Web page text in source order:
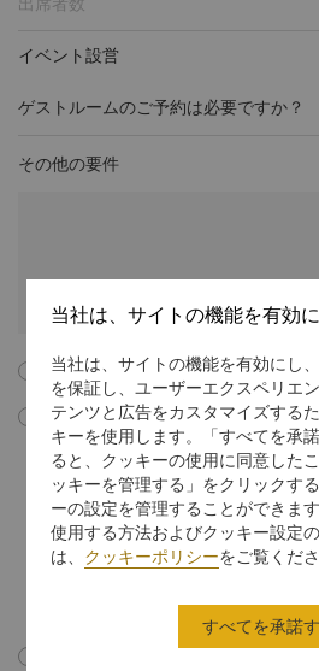
イベント設営
ゲストルームのご予約は必要ですか？
その他の要件
以下のすべての利用規約に同意し
このボックスにチェックマークを入れる
ンターナショナル ホテル マネジメント
会議・イベントのマーケティング資料や
などを受信することに同意します。マー
関する指示に従うか、
送信することで、いつでも無料で私の同
を理解しています。
当社は、サイトの機能を有効
当社は、サイトの機能を有効にし
を保証し、ユーザーエクスペリエ
テンツと広告をカスタマイズする
キーを使用します。「すべてを承
ると、クッキーの使用に同意した
ッキーを管理する」をクリックす
ーの設定を管理することができま
使用する方法およびクッキー設定
は、 クッキーポリシーをご覧くださ
すべてを承諾